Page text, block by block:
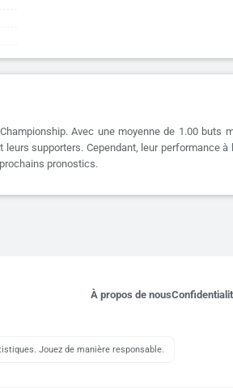
Avec une moyenne de 1.00 buts
supporters. Cependant, leur performance à
pronostics.
À propos de nous
Jouez de manière responsable.